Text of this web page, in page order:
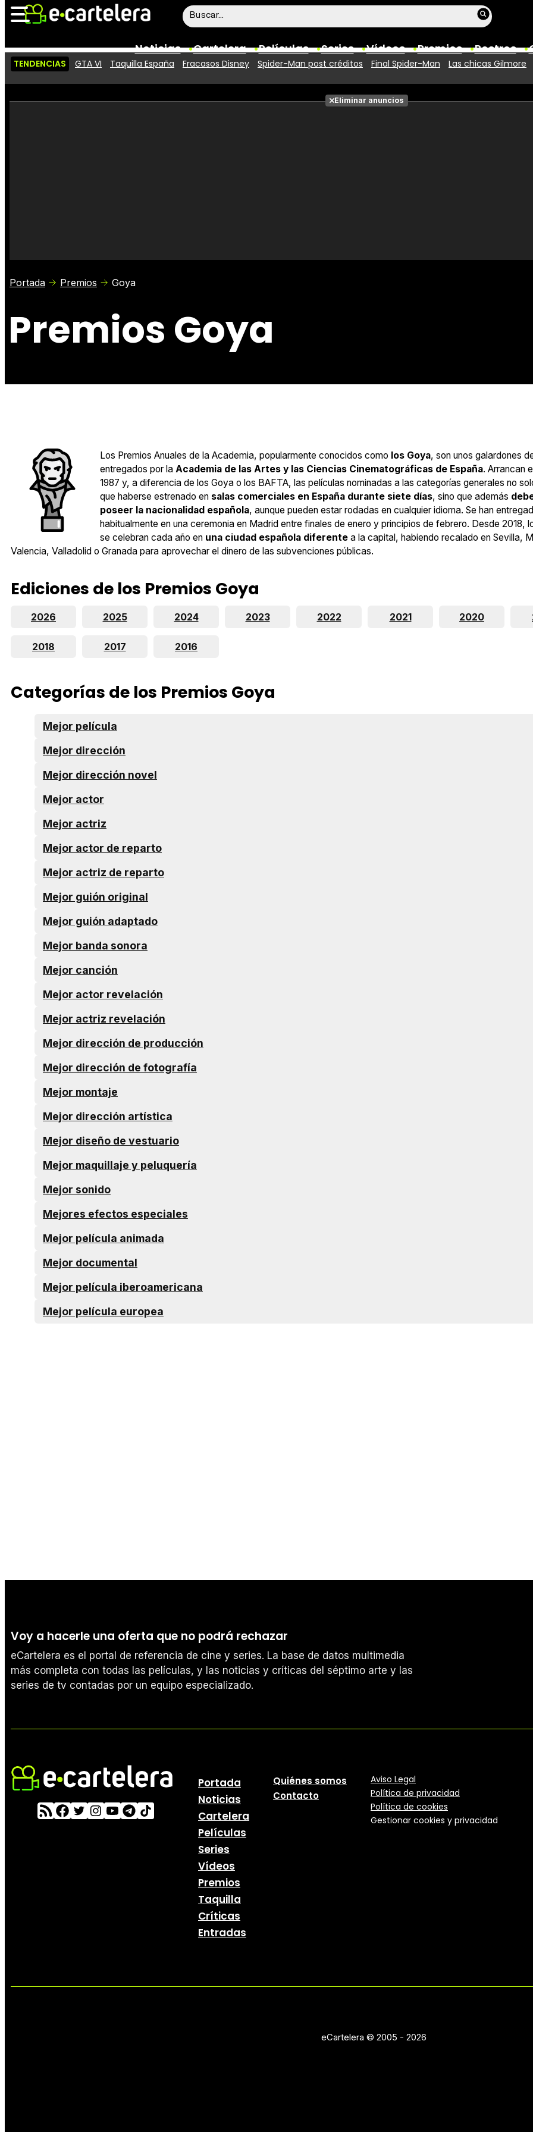
Noticias Cartelera Películas Series Vídeos Premios Rostros
Vídeos
Taquilla Fotos
TENDENCIAS GTA VI Taquilla España Fracasos Disney Spider-Man post créditos Final Spider-Man Las chicas Gilmore
Eliminar anuncios
Portada Premios Goya
Premios Goya
Los Premios Anuales de la Academia, popularmente conocidos como los Goya, son unos galardones
entregados por la Academia de las Artes y las Ciencias Cinematográficas de España. Arrancan
1987 y, a diferencia de los Goya o los BAFTA, las películas nominadas a las categorías generales no
que haberse estrenado en salas comerciales en España durante siete días, sino que además
poseer la nacionalidad española, aunque pueden estar rodadas en cualquier idioma. Se han
habitualmente en una ceremonia en Madrid entre finales de enero y principios de febrero. Desde 2018,
se celebran cada año en una ciudad española diferente a la capital, habiendo recalado en Sevilla,
Valencia, Valladolid o Granada para aprovechar el dinero de las subvenciones públicas.
Ediciones de los Premios Goya
2026 2025 2024 2023 2022 2021 2020
2018 2017 2016
Categorías de los Premios Goya
Mejor película
Mejor dirección
Mejor dirección novel
Mejor actor
Mejor actriz
Mejor actor de reparto
Mejor actriz de reparto
Mejor guión original
Mejor guión adaptado
Mejor banda sonora
Mejor canción
Mejor actor revelación
Mejor actriz revelación
Mejor dirección de producción
Mejor dirección de fotografía
Mejor montaje
Mejor dirección artística
Mejor diseño de vestuario
Mejor maquillaje y peluquería
Mejor sonido
Mejores efectos especiales
Mejor película animada
Mejor documental
Mejor película iberoamericana
Mejor película europea
Voy a hacerle una oferta que no podrá rechazar
eCartelera es el portal de referencia de cine y series. La base de datos multimedia
más completa con todas las películas, y las noticias y críticas del séptimo arte y las
series de tv contadas por un equipo especializado.
Portada
Noticias
Cartelera
Películas
Series
Vídeos
Premios
Taquilla
Críticas
Entradas
Quiénes somos
Contacto
Aviso Legal
Política de privacidad
Política de cookies
Gestionar cookies y privacidad
eCartelera © 2005 - 2026